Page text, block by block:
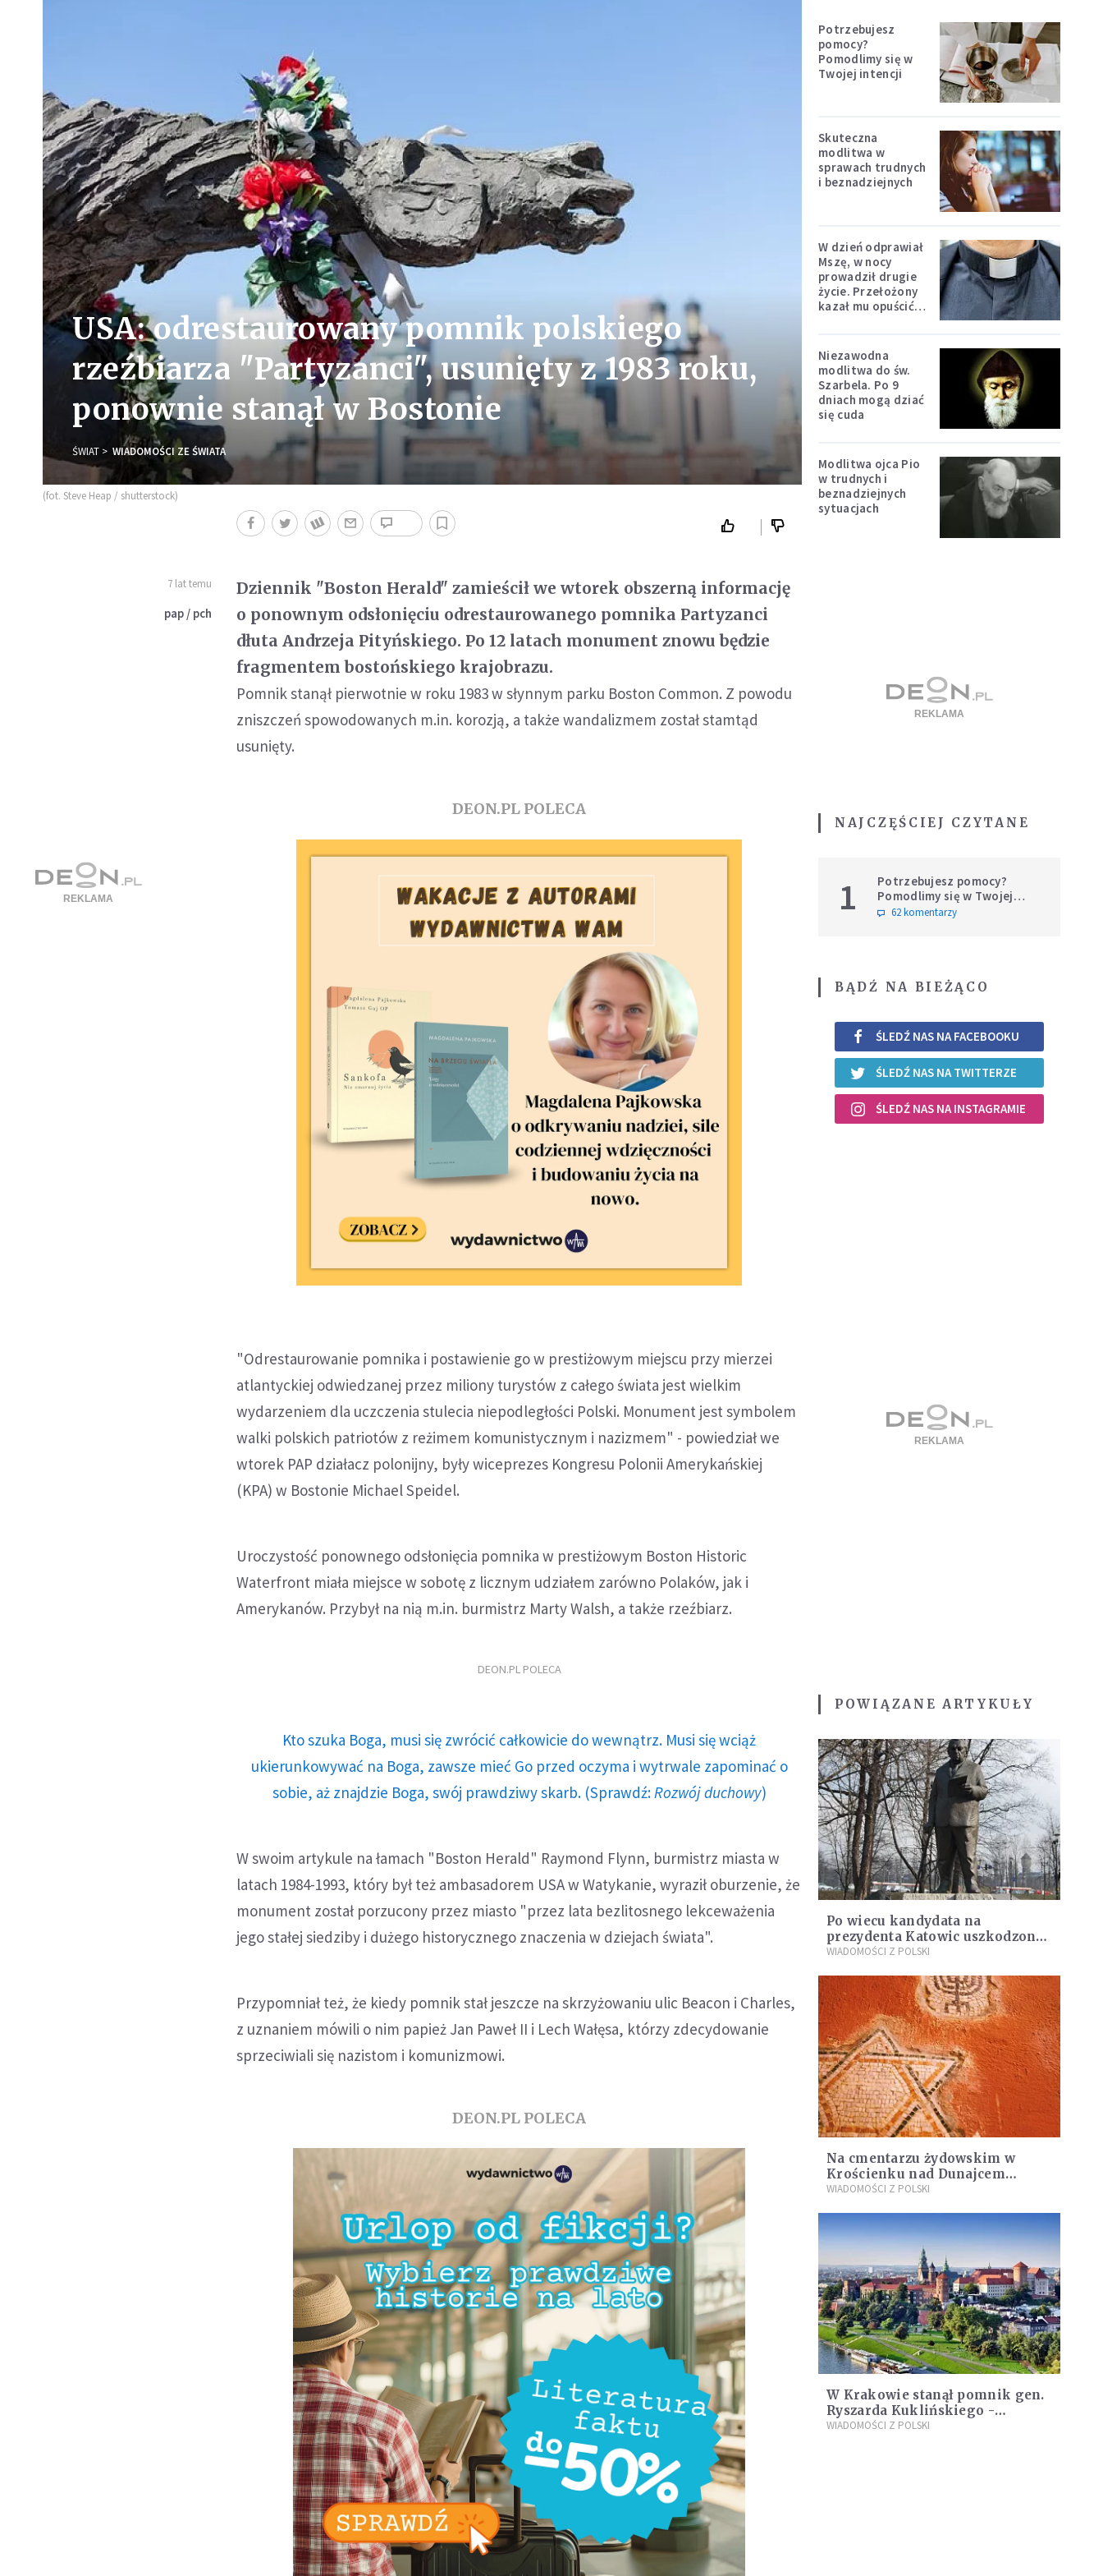
USA: odrestaurowany pomnik polskiego
rzeźbiarza "Partyzanci", usunięty z 1983 roku,
ponownie stanął w Bostonie
ŚWIAT WIADOMOŚCI ZE ŚWIATA
(fot. Steve Heap / shutterstock)
7 lat temu
pap / pch
Dziennik "Boston Herald" zamieścił we wtorek obszerną informację
o ponownym odsłonięciu odrestaurowanego pomnika Partyzanci
dłuta Andrzeja Pityńskiego. Po 12 latach monument znowu będzie
fragmentem bostońskiego krajobrazu.
Pomnik stanął pierwotnie w roku 1983 w słynnym parku Boston Common. Z powodu
zniszczeń spowodowanych m.in. korozją, a także wandalizmem został stamtąd
usunięty.
DEON.PL POLECA
"Odrestaurowanie pomnika i postawienie go w prestiżowym miejscu przy mierzei
atlantyckiej odwiedzanej przez miliony turystów z całego świata jest wielkim
wydarzeniem dla uczczenia stulecia niepodległości Polski. Monument jest symbolem
walki polskich patriotów z reżimem komunistycznym i nazizmem" - powiedział we
wtorek PAP działacz polonijny, były wiceprezes Kongresu Polonii Amerykańskiej
(KPA) w Bostonie Michael Speidel.
Uroczystość ponownego odsłonięcia pomnika w prestiżowym Boston Historic
Waterfront miała miejsce w sobotę z licznym udziałem zarówno Polaków, jak i
Amerykanów. Przybył na nią m.in. burmistrz Marty Walsh, a także rzeźbiarz.
DEON.PL POLECA
Kto szuka Boga, musi się zwrócić całkowicie do wewnątrz. Musi się wciąż
ukierunkowywać na Boga, zawsze mieć Go przed oczyma i wytrwale zapominać o
sobie, aż znajdzie Boga, swój prawdziwy skarb. (Sprawdź: Rozwój duchowy)
W swoim artykule na łamach "Boston Herald" Raymond Flynn, burmistrz miasta w
latach 1984-1993, który był też ambasadorem USA w Watykanie, wyraził oburzenie, że
monument został porzucony przez miasto "przez lata bezlitosnego lekceważenia
jego stałej siedziby i dużego historycznego znaczenia w dziejach świata".
Przypomniał też, że kiedy pomnik stał jeszcze na skrzyżowaniu ulic Beacon i Charles,
z uznaniem mówili o nim papież Jan Paweł II i Lech Wałęsa, którzy zdecydowanie
sprzeciwiali się nazistom i komunizmowi.
DEON.PL POLECA
Potrzebujesz
pomocy?
Pomodlimy się w
Twojej intencji
Skuteczna
modlitwa w
sprawach trudnych
i beznadziejnych
W dzień odprawiał
Mszę, w nocy
prowadził drugie
życie. Przełożony
kazał mu opuścić
Niezawodna
modlitwa do św.
Szarbela. Po 9
dniach mogą dziać
się cuda
Modlitwa ojca Pio
w trudnych i
beznadziejnych
sytuacjach
NAJCZĘŚCIEJ CZYTANE
1
Potrzebujesz pomocy?
Pomodlimy się w Twojej
intencji
62 komentarzy
BĄDŹ NA BIEŻĄCO
ŚLEDŹ NAS NA FACEBOOKU
ŚLEDŹ NAS NA TWITTERZE
ŚLEDŹ NAS NA INSTAGRAMIE
POWIĄZANE ARTYKUŁY
Po wiecu kandydata na
prezydenta Katowic uszkodzony
pomnik Ziętka
WIADOMOŚCI Z POLSKI
Na cmentarzu żydowskim w
Krościenku nad Dunajcem
odsłonięto pomnik 256 ofiar
WIADOMOŚCI Z POLSKI
W Krakowie stanął pomnik gen.
Ryszarda Kuklińskiego -
uroczyste odsłonięcie 4 czerwca
WIADOMOŚCI Z POLSKI